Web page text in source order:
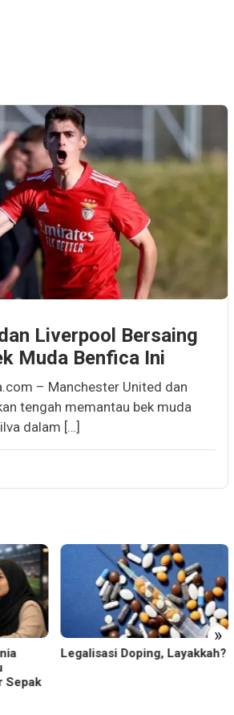
Liverpool Bersaing
Muda Benfica Ini
– Manchester United dan
tengah memantau bek muda
dalam […]
»
Sepak
Legalisasi Doping, Layakkah?